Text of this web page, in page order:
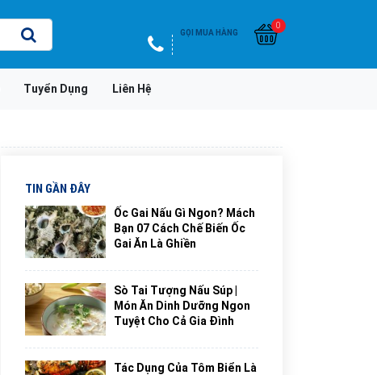
GỌI MUA HÀNG
0
Tuyển Dụng Liên Hệ
TIN GẦN ĐÂY
Ốc Gai Nấu Gì Ngon? Mách
Bạn 07 Cách Chế Biến Ốc
Gai Ăn Là Ghiền
Sò Tai Tượng Nấu Súp |
Món Ăn Dinh Dưỡng Ngon
Tuyệt Cho Cả Gia Đình
Tác Dụng Của Tôm Biển Là